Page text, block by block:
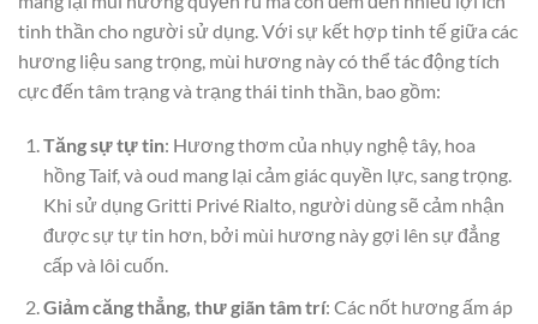
tinh thần cho người sử dụng. Với sự kết hợp tinh tế giữa các
hương liệu sang trọng, mùi hương này có thể tác động tích
cực đến tâm trạng và trạng thái tinh thần, bao gồm:
Tăng sự tự tin: Hương thơm của nhụy nghệ tây, hoa
hồng Taif, và oud mang lại cảm giác quyền lực, sang trọng.
Khi sử dụng Gritti Privé Rialto, người dùng sẽ cảm nhận
được sự tự tin hơn, bởi mùi hương này gợi lên sự đẳng
cấp và lôi cuốn.
Giảm căng thẳng, thư giãn tâm trí: Các nốt hương ấm áp